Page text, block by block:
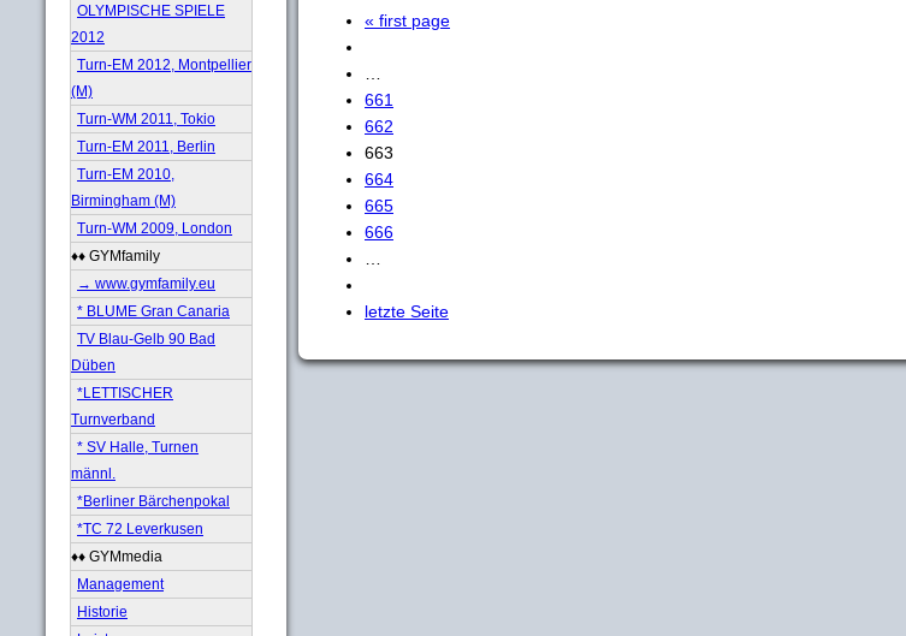
OLYMPISCHE SPIELE
2012
Turn-EM 2012, Montpellier
(M)
Turn-WM 2011, Tokio
Turn-EM 2011, Berlin
Turn-EM 2010,
Birmingham (M)
Turn-WM 2009, London
♦♦ GYMfamily
→ www.gymfamily.eu
* BLUME Gran Canaria
TV Blau-Gelb 90 Bad
Düben
*LETTISCHER
Turnverband
* SV Halle, Turnen
männl.
*Berliner Bärchenpokal
*TC 72 Leverkusen
♦♦ GYMmedia
Management
Historie
« first page
661
662
663
664
665
666
letzte Seite